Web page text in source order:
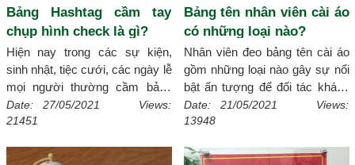
Bảng Hashtag cầm tay
chụp hình check là gì?
Hiện nay trong các sự kiện,
sinh nhật, tiệc cưới, các ngày lễ
mọi người thường cầm bảng
hashtag cầm tay chụp hình.
Vậy bạn đã biết bảng hashtag
ngay sau bài viết này
Date: 27/05/2021 Views:
21451
Bảng tên nhân viên cài áo
có những loại nào?
Nhân viên đeo bảng tên cài áo
gồm những loại nào gây sự nổi
bật ấn tượng để đối tác khách
hàng có thể nhận diện một cách
nhanh chóng, điều này hãy nhờ
Date: 21/05/2021 Views:
13948